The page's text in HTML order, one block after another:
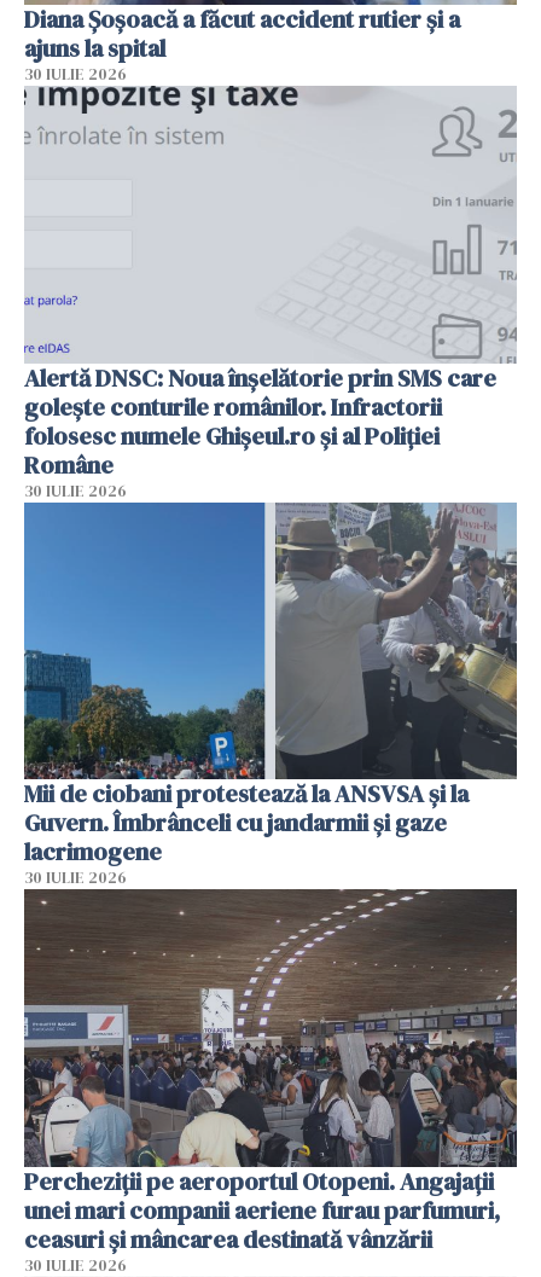
Diana Șoșoacă a făcut accident rutier și a
ajuns la spital
30 IULIE 2026
Alertă DNSC: Noua înșelătorie prin SMS care
golește conturile românilor. Infractorii
folosesc numele Ghișeul.ro și al Poliției
Române
30 IULIE 2026
Mii de ciobani protestează la ANSVSA și la
Guvern. Îmbrânceli cu jandarmii și gaze
lacrimogene
30 IULIE 2026
Percheziții pe aeroportul Otopeni. Angajații
unei mari companii aeriene furau parfumuri,
ceasuri și mâncarea destinată vânzării
30 IULIE 2026